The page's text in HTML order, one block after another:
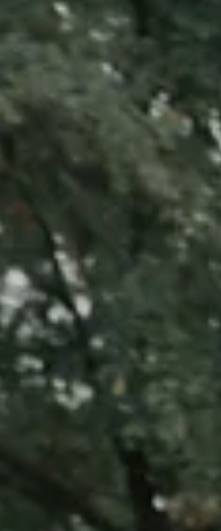
autoconhecimento começa justamente quando
paramos para olhar para dentro e questionar: O
que me move ? O que me